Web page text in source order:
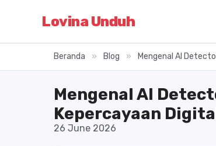
Lovina Unduh
Beranda » Blog » Mengenal AI
Mengenal AI
Kepercayaan
26 June 2026